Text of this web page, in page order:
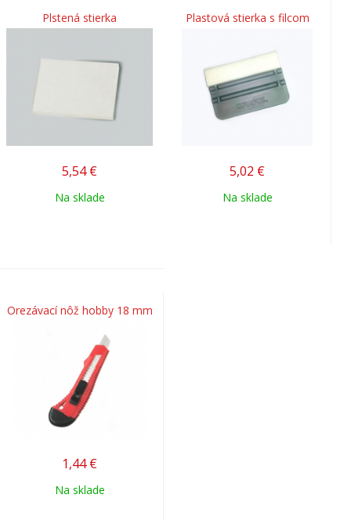
Plstená stierka
5,54 €
Na sklade
Plastová stierka s filcom
5,02 €
Na sklade
Orezávací nôž hobby 18 mm
1,44 €
Na sklade